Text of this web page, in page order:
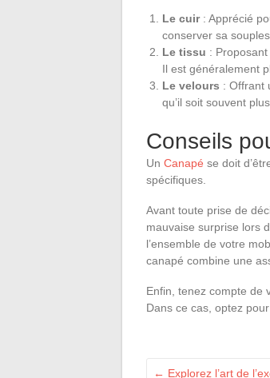
Le cuir: Apprécié
conserver sa
Le tissu :
Il est généralement
Le velours : Offrant
qu’il soit souvent
Conseils
Un Canapé se doit
spécifiques.
Avant toute prise de
mauvaise surprise lors
l’ensemble de votre
canapé combine une
Enfin, tenez compte de
Dans ce cas, optez
← Explorez l’art de